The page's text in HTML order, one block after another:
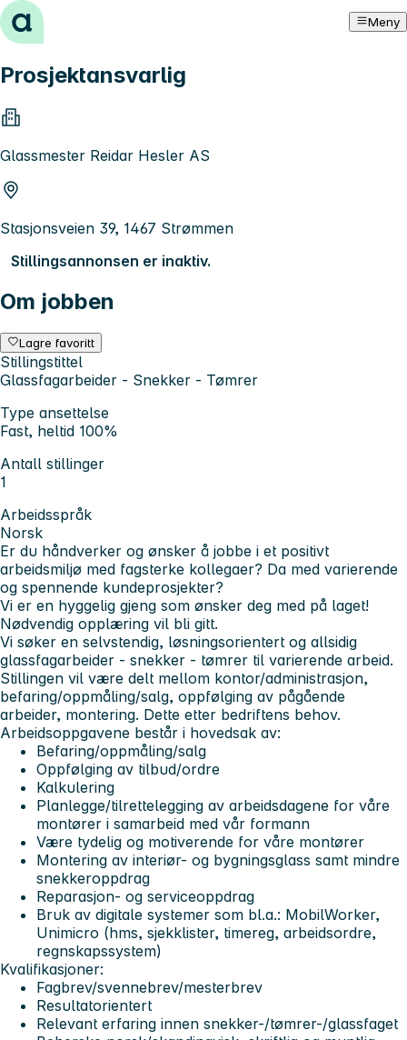
Hopp til innhold Meny
Prosjektansvarlig
Glassmester Reidar Hesler AS
Stasjonsveien 39, 1467 Strømmen
Stillingsannonsen er inaktiv.
Om jobben
Lagre favoritt
Stillingstittel
Glassfagarbeider - Snekker - Tømrer
Type ansettelse
Fast, heltid 100%
Antall stillinger
1
Arbeidsspråk
Norsk
Er du håndverker og ønsker å jobbe i et positivt
arbeidsmiljø med fagsterke kollegaer? Da med varierende
og spennende kundeprosjekter?
Vi er en hyggelig gjeng som ønsker deg med på laget!
Nødvendig opplæring vil bli gitt.
Vi søker en selvstendig, løsningsorientert og allsidig
glassfagarbeider - snekker - tømrer til varierende arbeid.
Stillingen vil være delt mellom kontor/administrasjon,
befaring/oppmåling/salg, oppfølging av pågående
arbeider, montering. Dette etter bedriftens behov.
Arbeidsoppgavene består i hovedsak av:
Befaring/oppmåling/salg
Oppfølging av tilbud/ordre
Kalkulering
Planlegge/tilrettelegging av arbeidsdagene for våre
montører i samarbeid med vår formann
Være tydelig og motiverende for våre montører
Montering av interiør- og bygningsglass samt mindre
snekkeroppdrag
Reparasjon- og serviceoppdrag
Bruk av digitale systemer som bl.a.: MobilWorker,
Unimicro (hms, sjekklister, timereg, arbeidsordre,
regnskapssystem)
Kvalifikasjoner:
Fagbrev/svennebrev/mesterbrev
Resultatorientert
Relevant erfaring innen snekker-/tømrer-/glassfaget